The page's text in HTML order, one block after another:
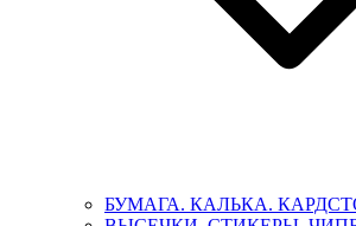
БУМАГА. КАЛЬКА.